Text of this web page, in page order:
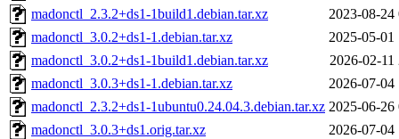
madonctl_2.3.2+ds1-1build1.debian.tar.xz
2023-08-24
madonctl_3.0.2+ds1-1.debian.tar.xz
2025-05-01
madonctl_3.0.2+ds1-1build1.debian.tar.xz
2026-02-11
madonctl_3.0.3+ds1-1.debian.tar.xz
2026-07-04
madonctl_2.3.2+ds1-1ubuntu0.24.04.3.debian.tar.xz 2025-06-26
madonctl_3.0.3+ds1.orig.tar.xz
2026-07-04